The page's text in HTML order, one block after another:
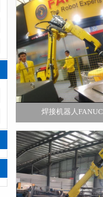
焊接机器人FANUC